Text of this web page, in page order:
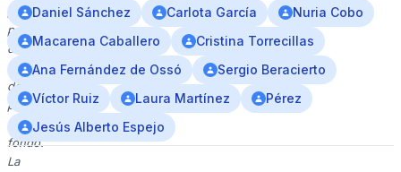
pancartas
promocionales
de
eventos
de
padel
al
fondo.
La
Daniel Sánchez
Carlota García
Nuria Cobo
Macarena Caballero
Cristina Torrecillas
Ana Fernández de Ossó
Sergio Beracierto
Víctor Ruiz
Laura Martínez
Pérez
Jesús Alberto Espejo